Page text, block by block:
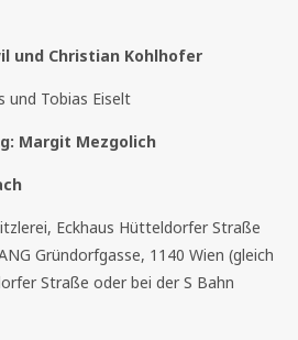
und Christian Kohlhofer
und Tobias Eiselt
Margit Mezgolich
Eckhaus Hütteldorfer Straße
Gründorfgasse, 1140 Wien (gleich
Straße oder bei der S Bahn